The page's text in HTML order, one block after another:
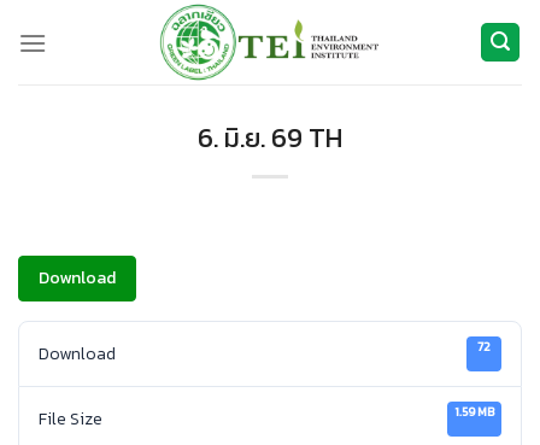
6. มิ.ย. 69 TH
Download
Download 72
File Size 1.59 MB